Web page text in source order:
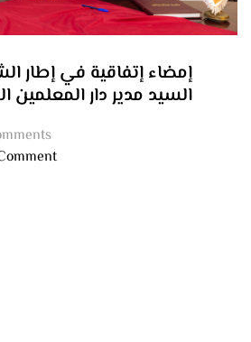
إمضاء إتفاقية في إطار
السيد مدير دار المعلمين